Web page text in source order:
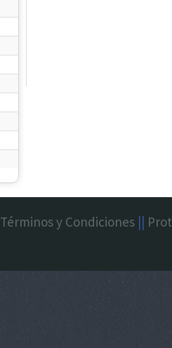
Términos y Condiciones ||